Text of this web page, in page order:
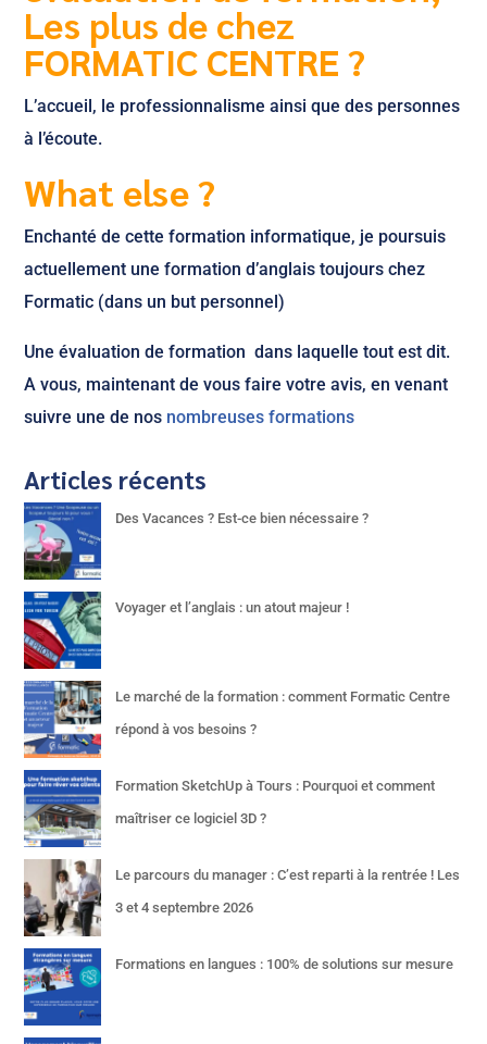
Les plus de chez
FORMATIC CENTRE ?
L’accueil, le professionnalisme ainsi que des personnes
à l’écoute.
What else ?
Enchanté de cette formation informatique, je poursuis
actuellement une formation d’anglais toujours chez
Formatic (dans un but personnel)
Une évaluation de formation dans laquelle tout est dit.
A vous, maintenant de vous faire votre avis, en venant
suivre une de nos nombreuses formations
Articles récents
Des Vacances ? Est-ce bien nécessaire ?
Voyager et l’anglais : un atout majeur !
Le marché de la formation : comment Formatic Centre
répond à vos besoins ?
Formation SketchUp à Tours : Pourquoi et comment
maîtriser ce logiciel 3D ?
Le parcours du manager : C’est reparti à la rentrée ! Les
3 et 4 septembre 2026
Formations en langues : 100% de solutions sur mesure